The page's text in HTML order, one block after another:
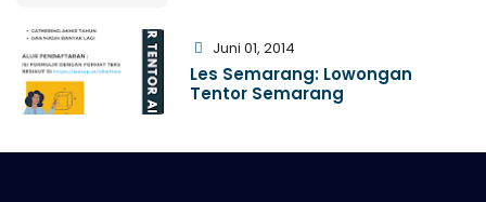
Juni 01, 2014
Les Semarang: Lowongan
Tentor Semarang